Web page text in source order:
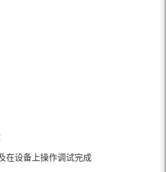
在设备上操作调试完成